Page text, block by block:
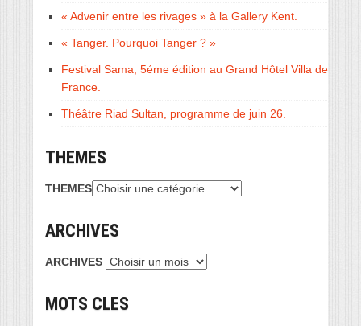
« Advenir entre les rivages » à la Gallery Kent.
« Tanger. Pourquoi Tanger ? »
Festival Sama, 5éme édition au Grand Hôtel Villa de
France.
Théâtre Riad Sultan, programme de juin 26.
THEMES
THEMES
ARCHIVES
ARCHIVES
MOTS CLES